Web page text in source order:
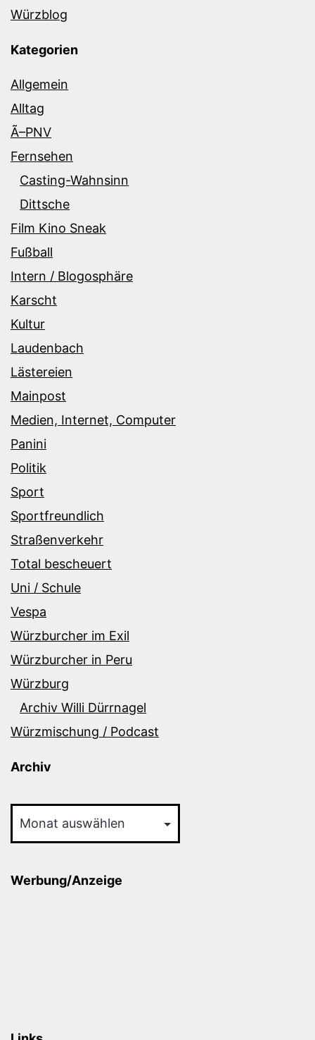
Würzblog
Kategorien
Allgemein
Alltag
Ã–PNV
Fernsehen
Casting-Wahnsinn
Dittsche
Film Kino Sneak
Fußball
Intern / Blogosphäre
Karscht
Kultur
Laudenbach
Lästereien
Mainpost
Medien, Internet, Computer
Panini
Politik
Sport
Sportfreundlich
Straßenverkehr
Total bescheuert
Uni / Schule
Vespa
Würzburcher im Exil
Würzburcher in Peru
Würzburg
Archiv Willi Dürrnagel
Würzmischung / Podcast
Archiv
Werbung/Anzeige